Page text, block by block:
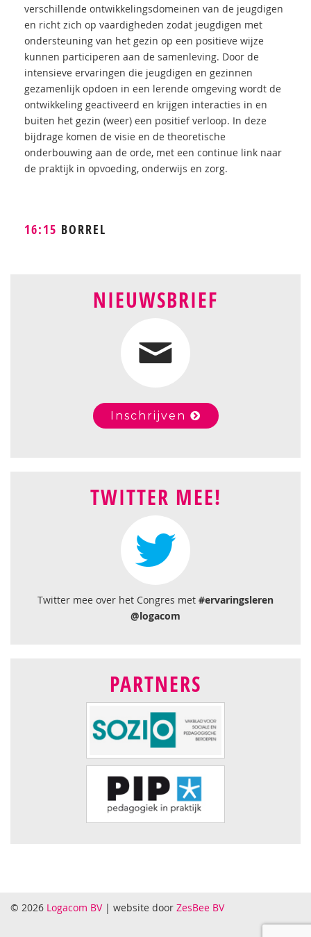
verschillende ontwikkelingsdomeinen van de jeugdigen
en richt zich op vaardigheden zodat jeugdigen met
ondersteuning van het gezin op een positieve wijze
kunnen participeren aan de samenleving. Door de
intensieve ervaringen die jeugdigen en gezinnen
gezamenlijk opdoen in een lerende omgeving wordt de
ontwikkeling geactiveerd en krijgen interacties in en
buiten het gezin (weer) een positief verloop. In deze
bijdrage komen de visie en de theoretische
onderbouwing aan de orde, met een continue link naar
de praktijk in opvoeding, onderwijs en zorg.
16:15 BORREL
NIEUWSBRIEF
Inschrijven
TWITTER MEE!
Twitter mee over het Congres met #ervaringsleren
@logacom
PARTNERS
© 2026 Logacom BV| website door ZesBee BV